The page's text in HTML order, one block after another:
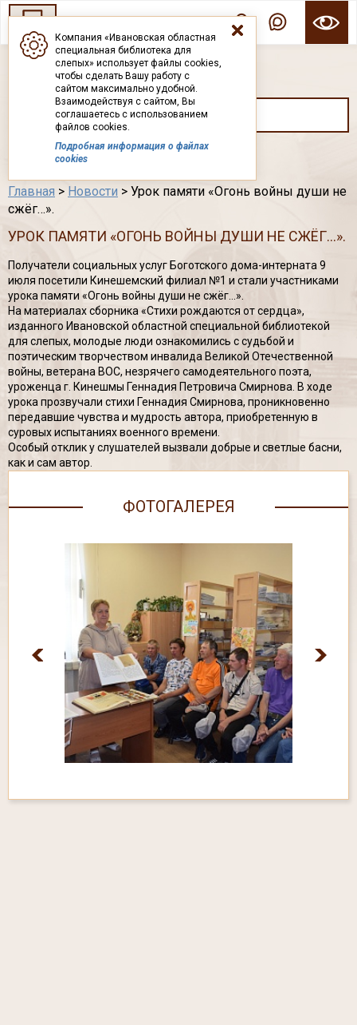
Компания «Ивановская областная
специальная библиотека для
слепых» использует файлы cookies,
чтобы сделать Вашу работу с
сайтом максимально удобной.
Взаимодействуя с сайтом, Вы
соглашаетесь с использованием
файлов cookies.
Подробная информация о файлах
cookies
ГОСУДАРСТВЕННОЕ БЮДЖЕТНОЕ УЧРЕЖДЕНИЕ ИВАНОВСКОЙ ОБЛАСТИ
ИВАНОВСКАЯ ОБЛАСТНАЯ СПЕЦИАЛЬНАЯ
БИБЛИОТЕКА ДЛЯ СЛЕПЫХ
Каталог
Главная > Новости > Урок памяти «Огонь войны души не
сжёг…».
УРОК ПАМЯТИ «ОГОНЬ ВОЙНЫ ДУШИ НЕ СЖЁГ…».
Получатели социальных услуг Боготского дома-интерната 9
июля посетили Кинешемский филиал №1 и стали участниками
урока памяти «Огонь войны души не сжёг…».
На материалах сборника «Стихи рождаются от сердца»,
изданного Ивановской областной специальной библиотекой
для слепых, молодые люди ознакомились с судьбой и
поэтическим творчеством инвалида Великой Отечественной
войны, ветерана ВОС, незрячего самодеятельного поэта,
уроженца г. Кинешмы Геннадия Петровича Смирнова. В ходе
урока прозвучали стихи Геннадия Смирнова, проникновенно
передавшие чувства и мудрость автора, приобретенную в
суровых испытаниях военного времени.
Особый отклик у слушателей вызвали добрые и светлые басни,
как и сам автор.
ФОТОГАЛЕРЕЯ